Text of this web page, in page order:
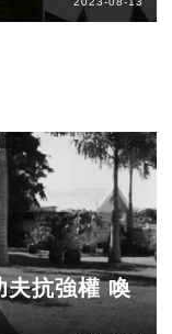
夫抗強權 喚